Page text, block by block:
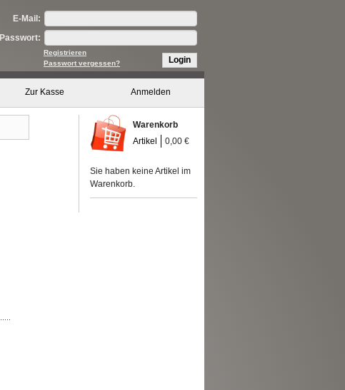
E-Mail:
Passwort:
Registrieren
Passwort vergessen?
Login
Zur Kasse Anmelden
Warenkorb
Artikel
0,00 €
Sie haben keine Artikel im
Warenkorb.